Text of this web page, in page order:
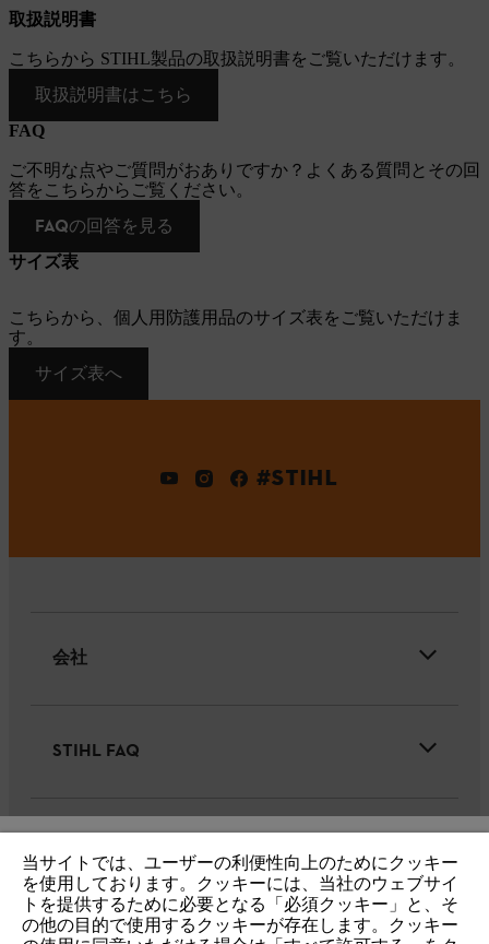
取扱説明書
こちらから STIHL製品の取扱説明書をご覧いただけます。
取扱説明書はこちら
FAQ
ご不明な点やご質問がおありですか？よくある質問とその回
答をこちらからご覧ください。
FAQの回答を見る
サイズ表
こちらから、個人用防護用品のサイズ表をご覧いただけま
す。
サイズ表へ
#STIHL
会社
STIHL FAQ
IHR BROWSER WIRD NICHT
UNTERSTÜTZT
当サイトでは、ユーザーの利便性向上のためにクッキー
を使用しております。クッキーには、当社のウェブサイ
トを提供するために必要となる「必須クッキー」と、そ
の他の目的で使用するクッキーが存在します。クッキー